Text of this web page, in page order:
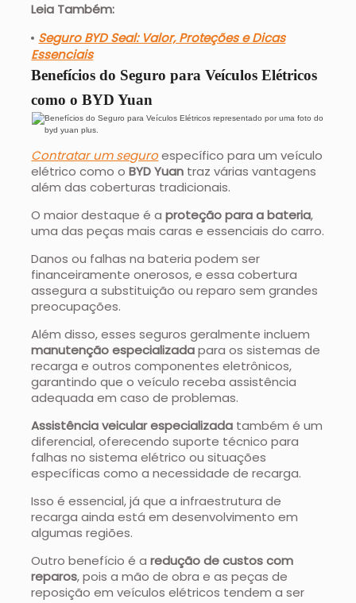
Leia Também:
Seguro BYD Seal: Valor, Proteções e Dicas
Essenciais
Benefícios do Seguro para Veículos Elétricos
como o BYD Yuan
Contratar um seguroespecífico para um veículo
elétrico como oBYD Yuan traz várias vantagens
além das coberturas tradicionais.
O maior destaque é aproteção para a bateria,
uma das peças mais caras e essenciais do carro.
Danos ou falhas na bateria podem ser
financeiramente onerosos, e essa cobertura
assegura a substituição ou reparo sem grandes
preocupações.
Além disso, esses seguros geralmente incluem
manutenção especializadapara os sistemas de
recarga e outros componentes eletrônicos,
garantindo que o veículo receba assistência
adequada em caso de problemas.
Assistência veicular especializada também é um
diferencial, oferecendo suporte técnico para
falhas no sistema elétrico ou situações
específicas como a necessidade de recarga.
Isso é essencial, já que a infraestrutura de
recarga ainda está em desenvolvimento em
algumas regiões.
Outro benefício é aredução de custos com
reparos, pois a mão de obra e as peças de
reposição em veículos elétricos tendem a ser